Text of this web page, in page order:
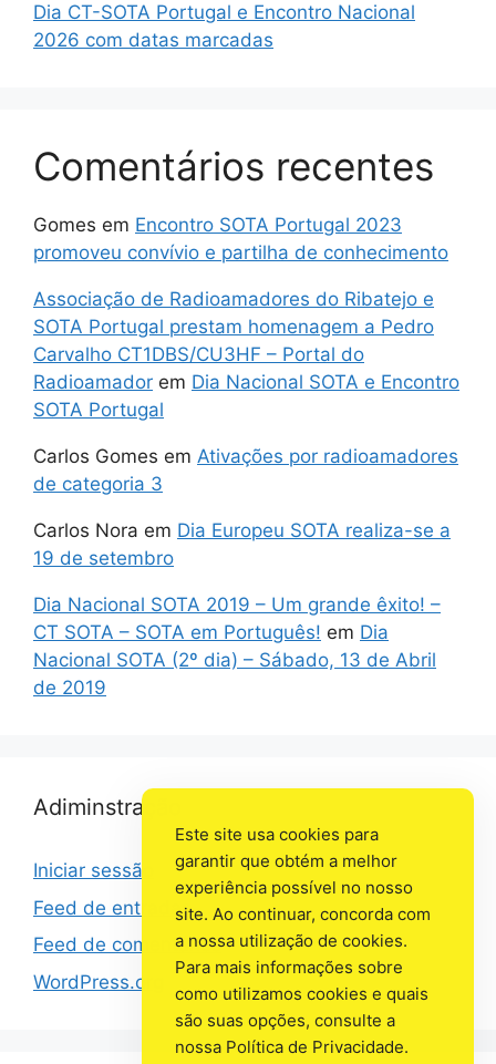
Dia CT-SOTA Portugal e Encontro Nacional
2026 com datas marcadas
Comentários recentes
Gomes em Encontro SOTA Portugal 2023
promoveu convívio e partilha de conhecimento
Associação de Radioamadores do Ribatejo e
SOTA Portugal prestam homenagem a Pedro
Carvalho CT1DBS/CU3HF – Portal do
Radioamador em Dia Nacional SOTA e Encontro
SOTA Portugal
Carlos Gomes em Ativações por radioamadores
de categoria 3
Carlos Nora em Dia Europeu SOTA realiza-se a
19 de setembro
Dia Nacional SOTA 2019 – Um grande êxito! –
CT SOTA – SOTA em Português! em Dia
Nacional SOTA (2º dia) – Sábado, 13 de Abril
de 2019
Adiminstração
Iniciar sessão
Feed de entradas
Feed de comentários
WordPress.org
Este site usa cookies para
garantir que obtém a melhor
experiência possível no nosso
site. Ao continuar, concorda com
a nossa utilização de cookies.
Para mais informações sobre
como utilizamos cookies e quais
são suas opções, consulte a
nossa Política de Privacidade.